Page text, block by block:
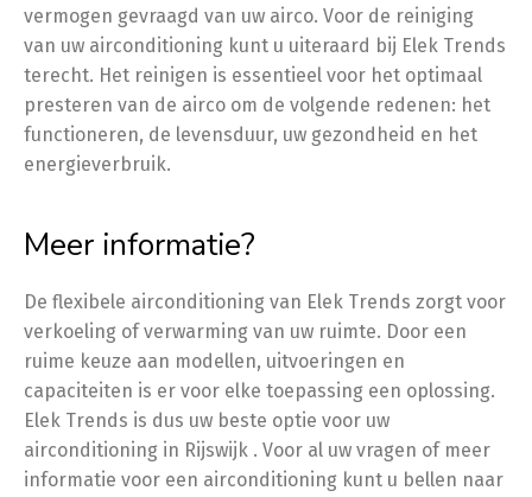
vermogen gevraagd van uw airco. Voor de reiniging
van uw airconditioning kunt u uiteraard bij Elek Trends
terecht. Het reinigen is essentieel voor het optimaal
presteren van de airco om de volgende redenen: het
functioneren, de levensduur, uw gezondheid en het
energieverbruik.
Meer informatie?
De flexibele airconditioning van Elek Trends zorgt voor
verkoeling of verwarming van uw ruimte. Door een
ruime keuze aan modellen, uitvoeringen en
capaciteiten is er voor elke toepassing een oplossing.
Elek Trends is dus uw beste optie voor uw
airconditioning in Rijswijk . Voor al uw vragen of meer
informatie voor een airconditioning kunt u bellen naar